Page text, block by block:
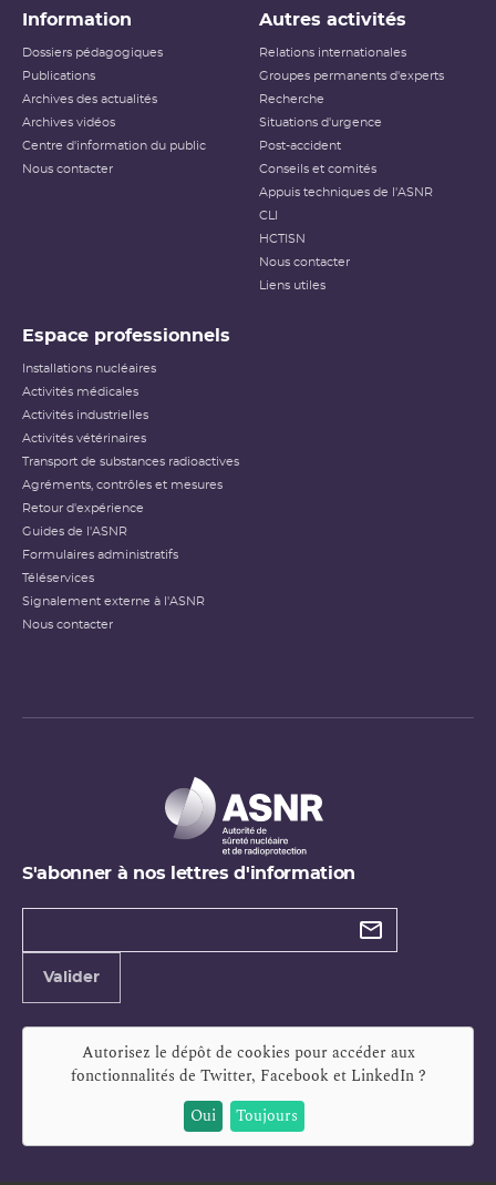
Information
Dossiers pédagogiques
Publications
Archives des actualités
Archives vidéos
Centre d'information du public
Nous contacter
Autres activités
Relations internationales
Groupes permanents d'experts
Recherche
Situations d'urgence
Post-accident
Conseils et comités
Appuis techniques de l'ASNR
CLI
HCTISN
Nous contacter
Liens utiles
Espace professionnels
Installations nucléaires
Activités médicales
Activités industrielles
Activités vétérinaires
Transport de substances radioactives
Agréments, contrôles et mesures
Retour d'expérience
Guides de l'ASNR
Formulaires administratifs
Téléservices
Signalement externe à l'ASNR
Nous contacter
S'abonner à nos lettres d'information
Types de
Valider
Autorisez le dépôt de cookies pour accéder aux
fonctionnalités de Twitter, Facebook et LinkedIn?
Oui
Toujours